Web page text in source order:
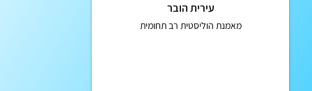
עירית הובר
מאמנת הוליסטית רב תחומית